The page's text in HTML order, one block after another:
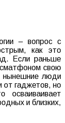
– вопрос с
как это
Если раньше
сматфоном свою
нынешние люди
от гаджетов, но
и близких,